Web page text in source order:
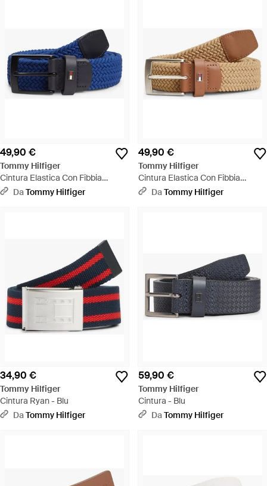
49,90 €
Tommy Hilfiger
Cintura Elastica Con Fibbia
Quadrata - Blu
DaTommy Hilfiger
49,90 €
Tommy Hilfiger
Cintura Elastica Con Fibbia
Quadrata - Multicolore
DaTommy Hilfiger
34,90 €
Tommy Hilfiger
Cintura Ryan - Blu
DaTommy Hilfiger
59,90 €
Tommy Hilfiger
Cintura - Blu
DaTommy Hilfiger